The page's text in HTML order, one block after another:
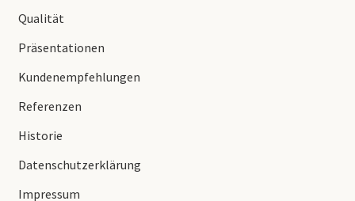
Qualität
Präsentationen
Kundenempfehlungen
Referenzen
Historie
Datenschutzerklärung
Impressum